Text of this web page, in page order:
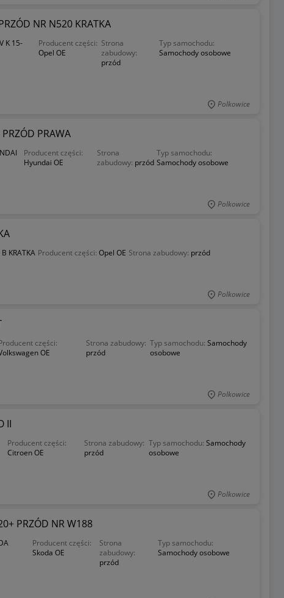
NR N520 KRATKA
K 15-
Producent części:
Opel OE
Strona
zabudowy:
przód
Typ samochodu:
Samochody osobowe
Polkowice
PRAWA
Producent części:
Hyundai OE
Strona
zabudowy: przód
Typ samochodu:
Samochody osobowe
Polkowice
KRATKA Producent części: Opel OE Strona zabudowy: przód
Polkowice
części:
OE
Strona zabudowy:
przód
Typ samochodu: Samochody
osobowe
Polkowice
II
Producent części:
Citroen OE
Strona zabudowy:
przód
Typ samochodu:Samochody
osobowe
Polkowice
PRZÓD NR W188
Producent części:
Skoda OE
Strona
zabudowy:
przód
Typ samochodu:
Samochody osobowe